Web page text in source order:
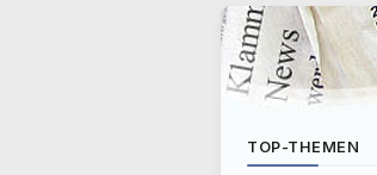
TOP-THEMEN